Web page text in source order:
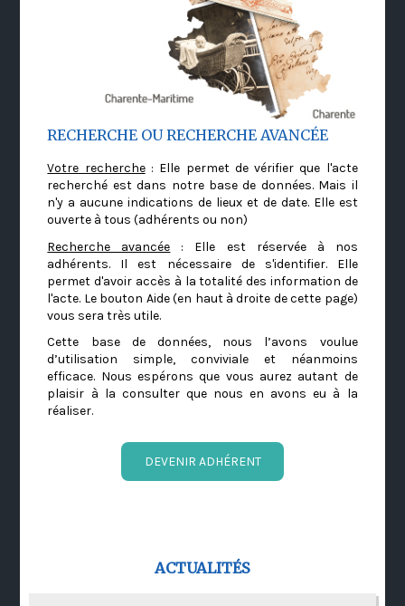
RECHERCHE OU RECHERCHE AVANCÉE
Votre recherche: Elle permet de vérifier que l'acte
recherché est dans notre base de données. Mais il
n'y a aucune indications de lieux et de date. Elle est
ouverte à tous (adhérents ou non)
Recherche avancée : Elle est réservée à nos
adhérents. Il est nécessaire de s'identifier. Elle
permet d'avoir accès à la totalité des information de
l'acte. Le bouton Aide (en haut à droite de cette page)
vous sera très utile.
Cette base de données, nous l’avons voulue
d’utilisation simple, conviviale et néanmoins
efficace. Nous espérons que vous aurez autant de
plaisir à la consulter que nous en avons eu à la
réaliser.
DEVENIR ADHÉRENT
ACTUALITÉS